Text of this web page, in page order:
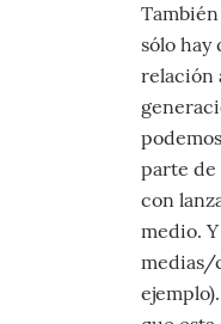
sólo hay
relación
parte de
con
medio.
medias/